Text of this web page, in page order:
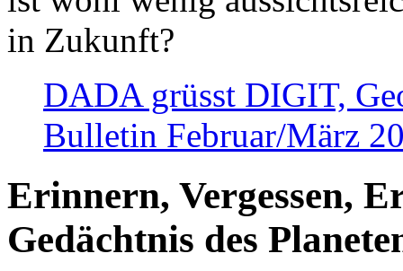
in Zukunft?
DADA grüsst DIGIT,
Bulletin Februar/März
Erinnern, Vergessen,
Gedächtnis des